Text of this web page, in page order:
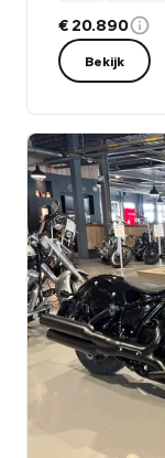
€ 20.890
Bekijk